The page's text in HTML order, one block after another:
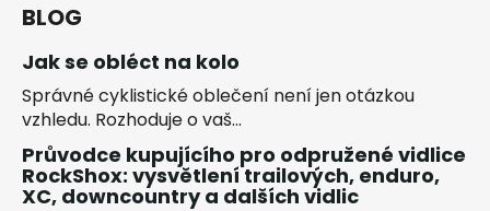
BLOG
Jak se obléct na kolo
Správné cyklistické oblečení není jen otázkou
vzhledu. Rozhoduje o vaš...
Průvodce kupujícího pro odpružené vidlice
RockShox: vysvětlení trailových, enduro,
XC, downcountry a dalších vidlic